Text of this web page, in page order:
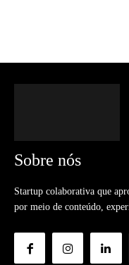
Sobre nós
Startup colaborativa que
por meio de conteúdo,